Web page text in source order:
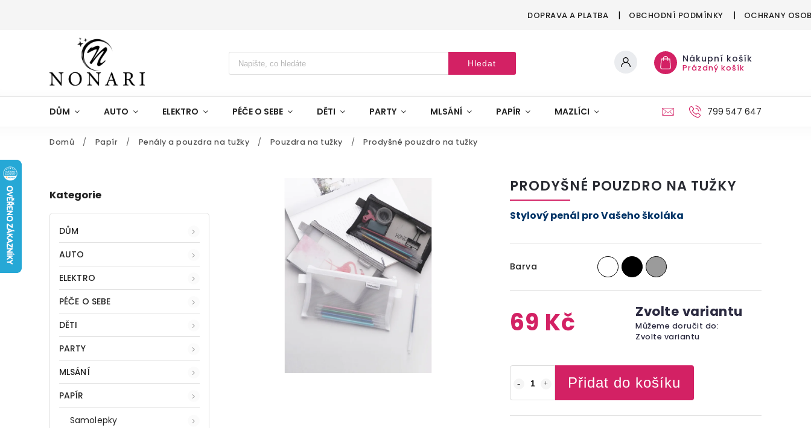
DOPRAVA A PLATBA OBCHODNÍ PODMÍNKY OCHRANY
Hledat Nákupní košík
Prázdný košík
DŮM AUTO ELEKTRO PÉČE O SEBE DĚTI PARTY MLSÁNÍ PAPÍR MAZLÍCI VÁNOCE799 547 647
Domů / Papír / Penály a pouzdra na tužky / Pouzdra na tužky / Prodyšné pouzdro na tužky
Kategorie
DŮM
AUTO
ELEKTRO
PÉČE O SEBE
DĚTI
PARTY
MLSÁNÍ
PAPÍR
Samolepky
PRODYŠNÉ POUZDRO NA TUŽKY
Barva
69 Kč Zvolte variantu
Můžeme doručit do:
Zvolte variantu
Přidat do košíku
Stylový penál pro Vašeho školáka